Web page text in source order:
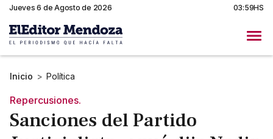
Jueves 6 de Agosto de 2026 03:59HS
Inicio > Política
Repercusiones.
Sanciones del Partido